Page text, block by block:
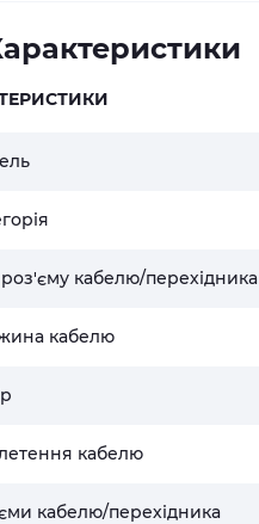
кабелю/перехідника
кабелю
кабелю
кабелю/перехідника